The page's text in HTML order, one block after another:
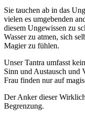
Sie tauchen ab in das
vielen es umgebenden
diesem Ungewissen zu
Wasser zu atmen, sich
Magier zu fühlen.
Unser Tantra umfasst
Sinn und Austausch und
Frau finden nur auf
Der Anker dieser
Begrenzung.